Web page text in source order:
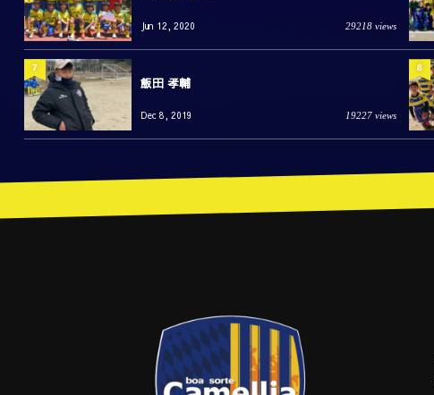
Jun 12, 2020 29218 views
飯田 孝輔
Dec 8, 2019 19227 views
7 8